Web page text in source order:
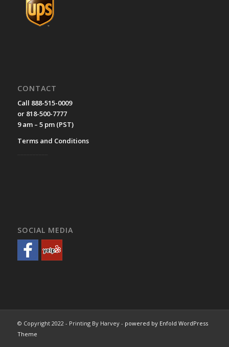
CONTACT
Call 888-515-0009
or 818-500-7777
9 am – 5 pm (PST)
Terms and Conditions
SOCIAL MEDIA
© Copyright 2022 - Printing By Harvey - powered by Enfold WordPress
Theme